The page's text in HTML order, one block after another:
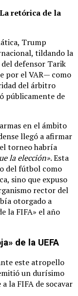
retórica de la
Trump
tildando la
defensor Tarik
por el VAR— como
del árbitro
públicamente de
en el ámbito
llegó a afirmar
torneo habría
la elección». Esta
del fútbol como
sino que expuso
rector del
otorgado a
la FIFA» el año
de la UEFA
este atropello
un durísimo
la FIFA de socavar